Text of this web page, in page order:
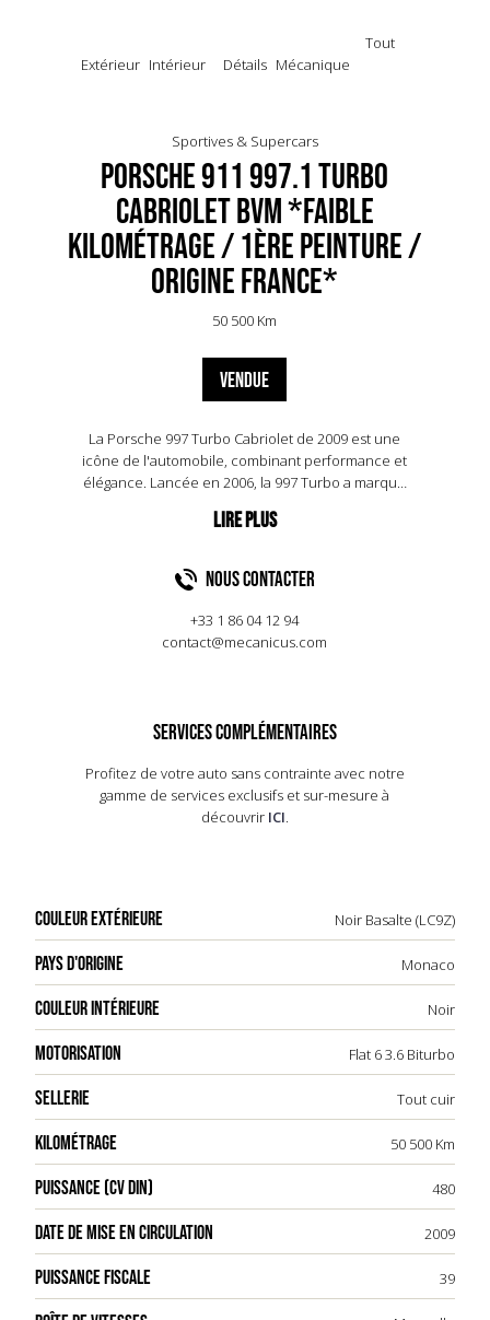
Extérieur Intérieur Détails Mécanique
Tout
COULEUR EXTÉRIEURE Noir Basalte (LC9Z)
PAYS D'ORIGINE Monaco
COULEUR INTÉRIEURE Noir
MOTORISATION Flat 6 3.6 Biturbo
SELLERIE Tout cuir
KILOMÉTRAGE 50 500 Km
PUISSANCE (CV DIN) 480
DATE DE MISE EN CIRCULATION 2009
PUISSANCE FISCALE 39
Sportives & Supercars
Porsche 911 997.1 Turbo
Cabriolet BVM *Faible
kilométrage / 1ère peinture /
Origine France*
50 500 Km
VENDUE
La Porsche 997 Turbo Cabriolet de 2009 est une
icône de l'automobile, combinant performance et
élégance. Lancée en 2006, la 997 Turbo a marqué
produisant 480 chevaux grâce à un
cabriolet atteint 100 km/h en seulement 4
secondes, avec une vitesse de pointe de 310
km/h. La transmission intégrale assure une
adhérence optimale, tandis que le design
expérience unique. La 997 Turbo Cabriolet reste
un modèle prisé des collectionneurs, symbolisant
l'excellence de Porsche en matière de sportivité
et de raffinement.
NOUS CONTACTER
+33 1 86 04 12 94
contact@mecanicus.com
SERVICES COMPLÉMENTAIRES
Profitez de votre auto sans contrainte avec notre
gamme de services exclusifs et sur-mesure à
découvrir ICI.